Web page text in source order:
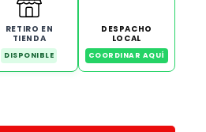
RETIRO EN
TIENDA
DISPONIBLE
DESPACHO
LOCAL
COORDINAR AQUÍ